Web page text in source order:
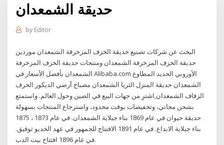
حديقة الشمعدان
by Editor
البحث عن شركات تصنيع حديقة الخزف المزخرفة الشمعدان موردين
حديقة الخزف المزخرفة الشمعدان ومنتجات حديقة الخزف المزخرفة
الشمعدان بأفضل الأسعار في Alibaba.com الأوروبي الحديد المطاوع
الشمعدان حديقة المنزل الثريا الشمعدان مصباح أرضي الديكور الحرف
الزفاف الشمعدان,اشترِ من جهات البيع في الصين وحول العالم. واستمتع
بشحن مجاني، وتخفيضات بوقت محدود، واسترجاع المنتجات بسهولة
حديقة حيوان في عام 1869 بناء جبلاية الشمعدان. في عام 1873 ، 1875
بناء جبلاية الابداع. في عام 1891 الافتتاح للجمهور في عهد الخديو توفيق.
في عام 1896 افتتاح بيت الدب.